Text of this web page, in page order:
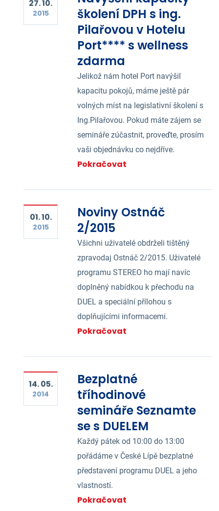
27. 10.
2015
školení DPH s ing.
Pilařovou v Hotelu
Port**** s wellness
zdarma
Jelikož nám hotel Port navýšil
kapacitu pokojů, máme ještě pár
volných míst na legislativní školení s
Ing.Pilařovou. Pokud máte zájem se
semináře zúčastnit, proveďte, prosím
vaši objednávku co nejdříve.
Pokračovat
01. 10.
2015
Noviny Ostnáč
2/2015
Všichni uživatelé obdrželi tištěný
zpravodaj Ostnáč 2/2015. Uživatelé
programu STEREO ho mají navíc
doplněný nabídkou k přechodu na
DUEL a speciální přílohou s
doplňujícími informacemi.
Pokračovat
14. 05.
2014
Bezplatné
tříhodinové
semináře Seznamte
se s DUELEM
Každý pátek od 10:00 do 13:00
pořádáme v České Lípě bezplatné
představení programu DUEL a jeho
vlastností.
Pokračovat